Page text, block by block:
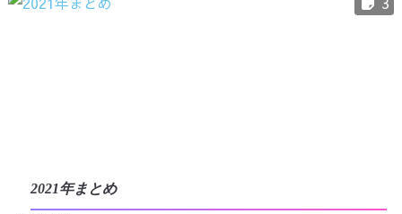
2021年まとめ